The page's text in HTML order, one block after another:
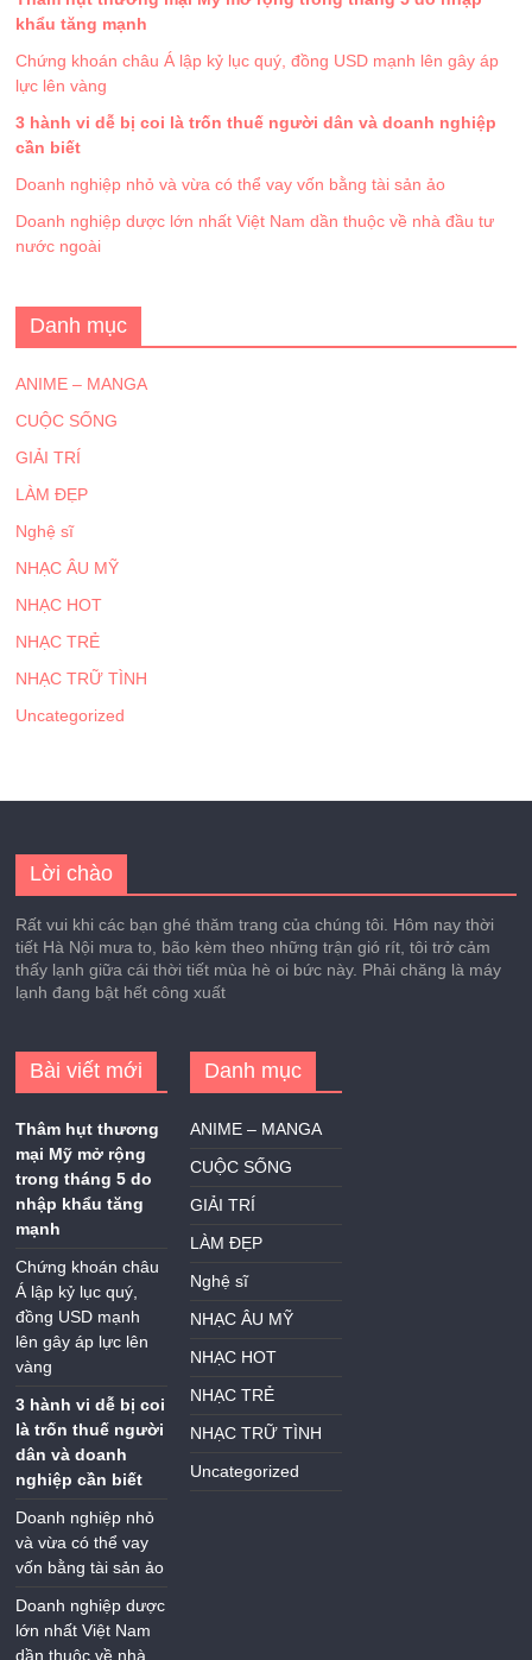
khẩu tăng mạnh
Chứng khoán châu Á lập kỷ lục quý, đồng USD mạnh lên gây áp
lực lên vàng
3 hành vi dễ bị coi là trốn thuế người dân và doanh nghiệp
cần biết
Doanh nghiệp nhỏ và vừa có thể vay vốn bằng tài sản ảo
Doanh nghiệp dược lớn nhất Việt Nam dần thuộc về nhà đầu tư
nước ngoài
Danh mục
ANIME – MANGA
CUỘC SỐNG
GIẢI TRÍ
LÀM ĐẸP
Nghệ sĩ
NHẠC ÂU MỸ
NHẠC HOT
NHẠC TRẺ
NHẠC TRỮ TÌNH
Uncategorized
Lời chào
Rất vui khi các bạn ghé thăm trang của chúng tôi. Hôm nay thời
tiết Hà Nội mưa to, bão kèm theo những trận gió rít, tôi trở cảm
thấy lạnh giữa cái thời tiết mùa hè oi bức này. Phải chăng là máy
lạnh đang bật hết công xuất
Bài viết mới
Thâm hụt thương
mại Mỹ mở rộng
trong tháng 5 do
nhập khẩu tăng
mạnh
Chứng khoán châu
Á lập kỷ lục quý,
đồng USD mạnh
lên gây áp lực lên
vàng
3 hành vi dễ bị coi
là trốn thuế người
dân và doanh
nghiệp cần biết
Doanh nghiệp nhỏ
và vừa có thể vay
vốn bằng tài sản ảo
Doanh nghiệp dược
lớn nhất Việt Nam
dần thuộc về nhà
Danh mục
ANIME – MANGA
CUỘC SỐNG
GIẢI TRÍ
LÀM ĐẸP
Nghệ sĩ
NHẠC ÂU MỸ
NHẠC HOT
NHẠC TRẺ
NHẠC TRỮ TÌNH
Uncategorized